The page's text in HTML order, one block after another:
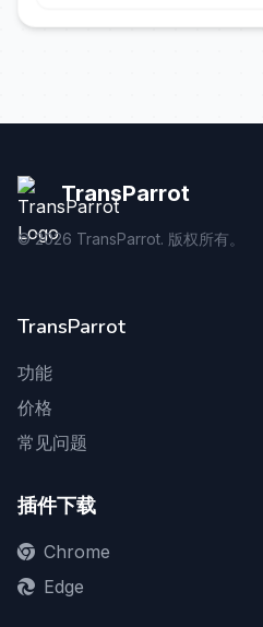
TransParrot
©2026 TransParrot. 版权所有。
TransParrot
功能
价格
常见问题
插件下载
Chrome
Edge